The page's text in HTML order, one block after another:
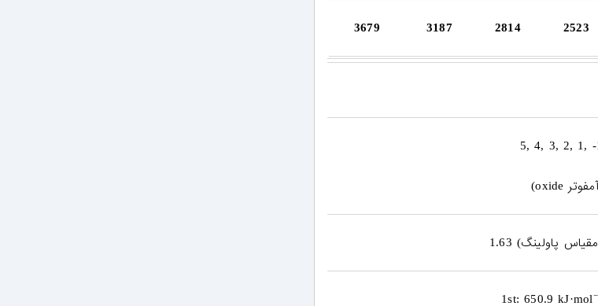
2523
2814
3187
3679
5, 4, 3, 2, 1, -
آمفوتر oxide)
1.63 (مقیاس پاولینگ
1st: 650.9 kJ·mol